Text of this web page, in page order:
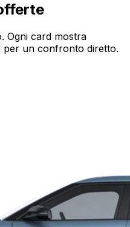
Ogni card mostra
per un confronto diretto.